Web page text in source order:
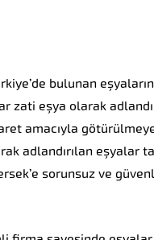
bulunan
zati eşya olarak
amacıyla
adlandırılan eşyalar
sorunsuz ve